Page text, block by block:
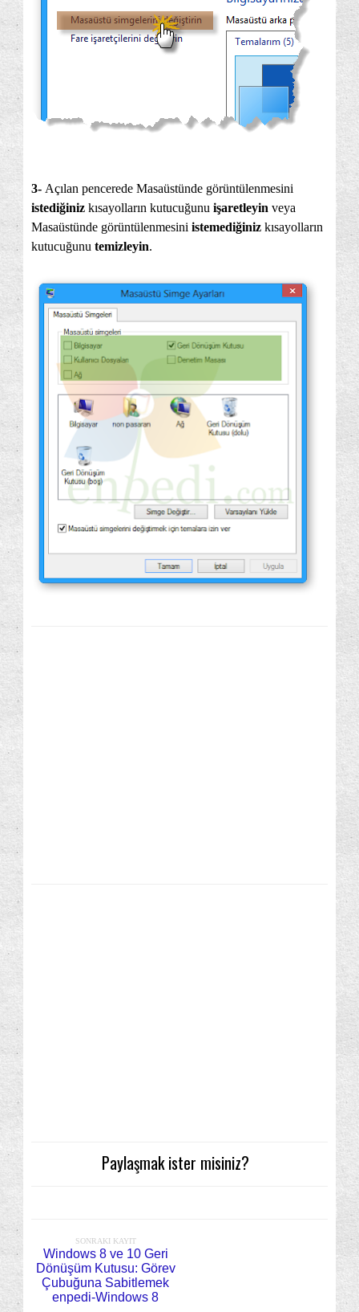
3- Açılan pencerede Masaüstünde görüntülenmesini
istediğiniz kısayolların kutucuğunu işaretleyin veya
Masaüstünde görüntülenmesini istemediğiniz kısayolların
kutucuğunu temizleyin.
Paylaşmak ister misiniz?
SONRAKI KAYIT
Windows 8 ve 10 Geri
Dönüşüm Kutusu: Görev
Çubuğuna Sabitlemek
enpedi-Windows 8